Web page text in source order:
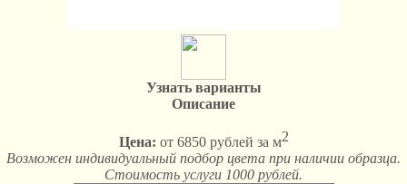
Узнать варианты
Описание
Цена: от 6850 рублей за м2
Возможен индивидуальный подбор цвета при наличии образца.
Стоимость услуги 1000 рублей.